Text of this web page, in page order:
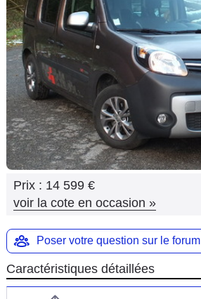
Utilitaires
Flottes
Auto
Services
Forum
Moto
Marques
Prix : 14 599 €
voir la cote en occasion »
Poser votre question sur le forum
Caractéristiques détaillées